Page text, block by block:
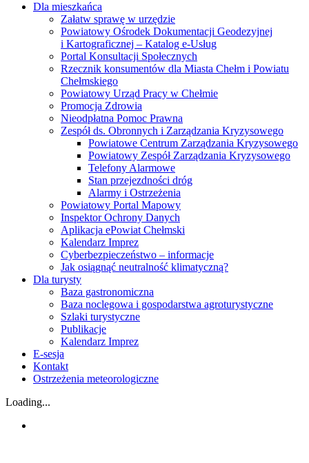
Dla mieszkańca
Załatw sprawę w urzędzie
Powiatowy Ośrodek Dokumentacji Geodezyjnej
i Kartograficznej – Katalog e-Usług
Portal Konsultacji Społecznych
Rzecznik konsumentów dla Miasta Chełm i Powiatu
Chełmskiego
Powiatowy Urząd Pracy w Chełmie
Promocja Zdrowia
Nieodpłatna Pomoc Prawna
Zespół ds. Obronnych i Zarządzania Kryzysowego
Powiatowe Centrum Zarządzania Kryzysowego
Powiatowy Zespół Zarządzania Kryzysowego
Telefony Alarmowe
Stan przejezdności dróg
Alarmy i Ostrzeżenia
Powiatowy Portal Mapowy
Inspektor Ochrony Danych
Aplikacja ePowiat Chełmski
Kalendarz Imprez
Cyberbezpieczeństwo – informacje
Jak osiągnąć neutralność klimatyczną?
Dla turysty
Baza gastronomiczna
Baza noclegowa i gospodarstwa agroturystyczne
Szlaki turystyczne
Publikacje
Kalendarz Imprez
E-sesja
Kontakt
Ostrzeżenia meteorologiczne
Loading...